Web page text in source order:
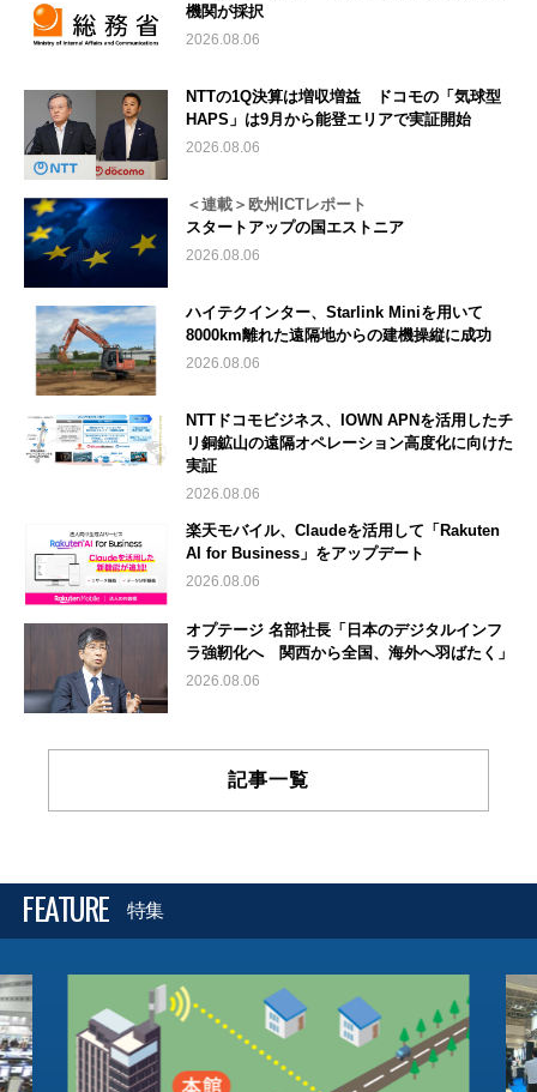
機関が採択
2026.08.06
NTTの1Q決算は増収増益 ドコモの「気球型
HAPS」は9月から能登エリアで実証開始
2026.08.06
＜連載＞欧州ICTレポート
スタートアップの国エストニア
2026.08.06
ハイテクインター、Starlink Miniを用いて
8000km離れた遠隔地からの建機操縦に成功
2026.08.06
NTTドコモビジネス、IOWN APNを活用したチ
リ銅鉱山の遠隔オペレーション高度化に向けた
実証
2026.08.06
楽天モバイル、Claudeを活用して「Rakuten
AI for Business」をアップデート
2026.08.06
オプテージ 名部社長「日本のデジタルインフ
ラ強靭化へ 関西から全国、海外へ羽ばたく」
2026.08.06
記事一覧
FEATURE 特集